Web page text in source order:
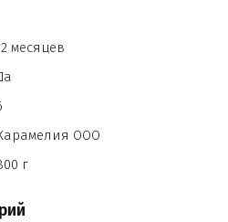
пищевые куркумин
медные комплексы
месяцев
ООО
г